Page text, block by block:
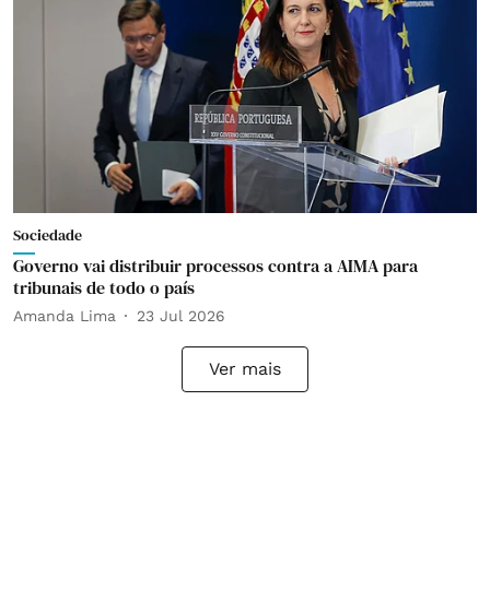
Sociedade
Governo vai distribuir processos contra a AIMA para
tribunais de todo o país
Amanda Lima 23 Jul 2026
Ver mais